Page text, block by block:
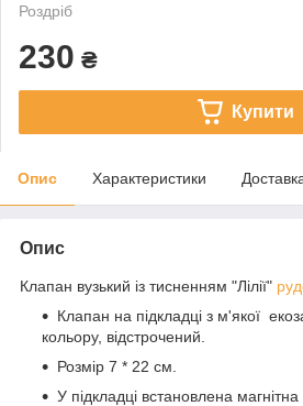
Роздріб
230 ₴
Купити
Опис Характеристики
Опис
Клапан вузький із тисненням "Лілії"
Клапан на підкладці з м'якої
кольору, відстрочений.
Розмір 7 * 22 см.
У підкладці встановлена